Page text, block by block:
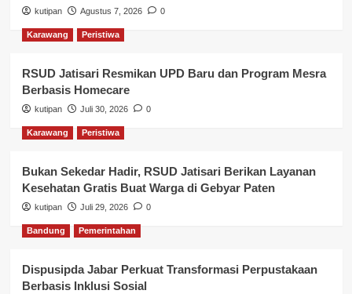
kutipan Agustus 7, 2026 0
Karawang Peristiwa
RSUD Jatisari Resmikan UPD Baru dan Program Mesra
Berbasis Homecare
kutipan Juli 30, 2026 0
Karawang Peristiwa
Bukan Sekedar Hadir, RSUD Jatisari Berikan Layanan
Kesehatan Gratis Buat Warga di Gebyar Paten
kutipan Juli 29, 2026 0
Bandung Pemerintahan
Dispusipda Jabar Perkuat Transformasi Perpustakaan
Berbasis Inklusi Sosial